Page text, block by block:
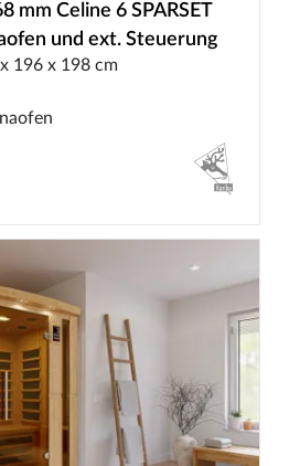
mm Celine 6 SPARSET
und ext. Steuerung
196 x 198 cm